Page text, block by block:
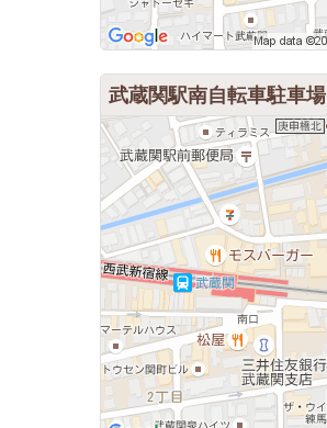
武蔵関駅南自転車駐車場